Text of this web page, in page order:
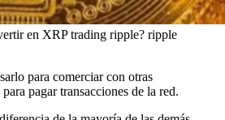
en XRP trading ripple? ripple
para comerciar con otras
pagar transacciones de la red.